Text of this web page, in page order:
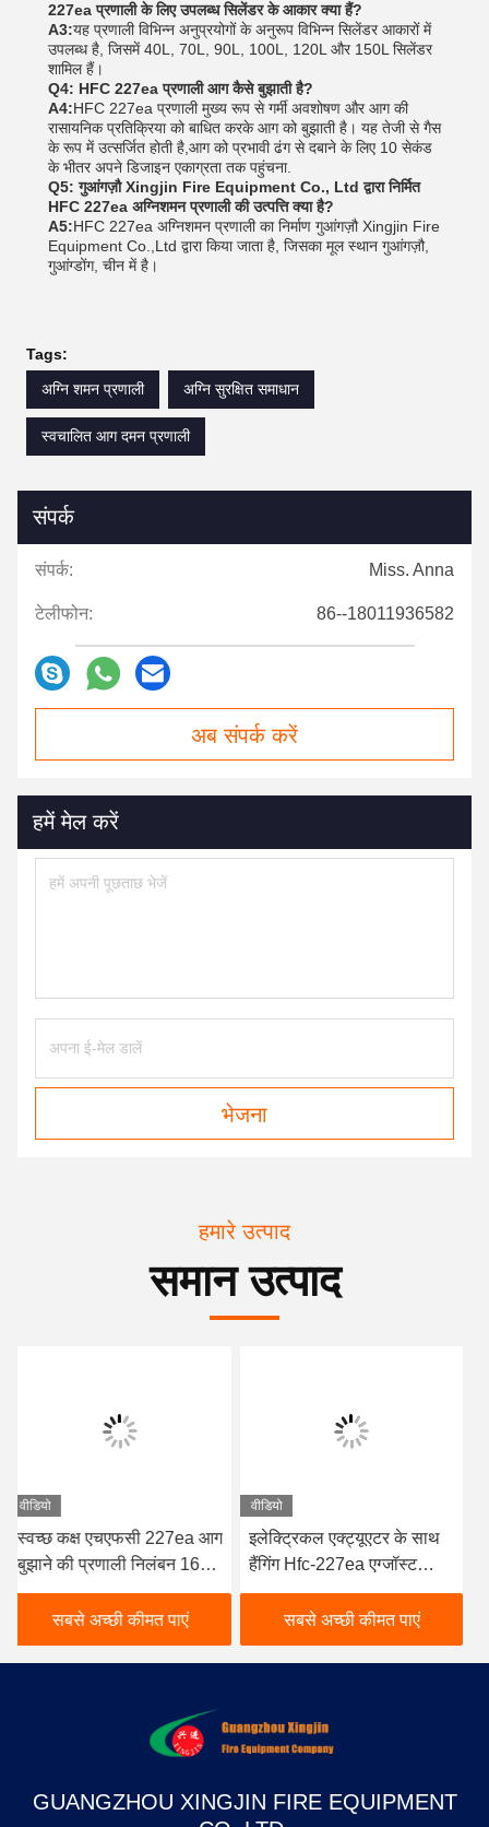
227ea प्रणाली के लिए उपलब्ध सिलेंडर के आकार क्या हैं?
A3:यह प्रणाली विभिन्न अनुप्रयोगों के अनुरूप विभिन्न सिलेंडर आकारों में
उपलब्ध है, जिसमें 40L, 70L, 90L, 100L, 120L और 150L सिलेंडर
शामिल हैं।
Q4: HFC 227ea प्रणाली आग कैसे बुझाती है?
A4:HFC 227ea प्रणाली मुख्य रूप से गर्मी अवशोषण और आग की
रासायनिक प्रतिक्रिया को बाधित करके आग को बुझाती है। यह तेजी से गैस
के रूप में उत्सर्जित होती है,आग को प्रभावी ढंग से दबाने के लिए 10 सेकंड
के भीतर अपने डिजाइन एकाग्रता तक पहुंचना.
Q5: गुआंगज़ौ Xingjin Fire Equipment Co., Ltd द्वारा निर्मित
HFC 227ea अग्निशमन प्रणाली की उत्पत्ति क्या है?
A5:HFC 227ea अग्निशमन प्रणाली का निर्माण गुआंगज़ौ Xingjin Fire
Equipment Co.,Ltd द्वारा किया जाता है, जिसका मूल स्थान गुआंगज़ौ,
गुआंग्डोंग, चीन में है।
Tags:
अग्नि शमन प्रणाली
अग्नि सुरक्षित समाधान
स्वचालित आग दमन प्रणाली
संपर्क
संपर्क: Miss. Anna
टेलीफोन: 86--18011936582
अब संपर्क करें
हमें मेल करें
भेजना
हमारे उत्पाद
समान उत्पाद
वीडियो
इलेक्ट्रिकल एक्ट्यूएटर के साथ
हैंगिंग Hfc-227ea एग्जॉस्ट
सिस्टम
सबसे अच्छी कीमत पाएं
वीडियो
लाल HFC 227ea अग्निशमन
प्रणाली Fm 200 अग्निशमन
प्रणाली उच्च गुणवत्ता सस्ती
कीमतसबसे अच्छी कीमत पाएं
GUANGZHOU XINGJIN FIRE EQUIPMENT